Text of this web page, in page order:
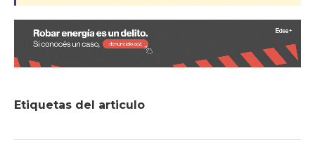
Etiquetas del articulo